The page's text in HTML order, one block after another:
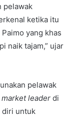
pelawak
ketika itu
Paimo yang khas
naik tajam,” ujar
pelawak
market leader di
diri untuk